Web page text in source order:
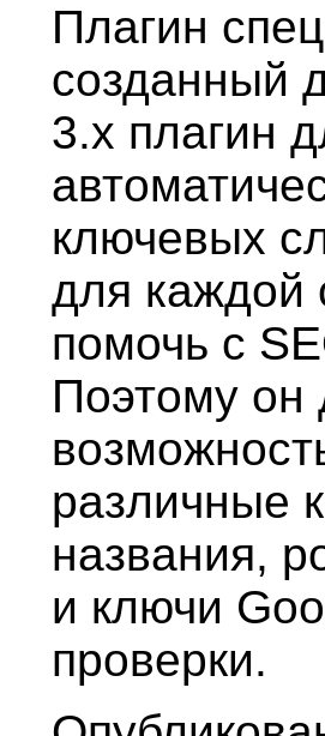
Плагин
созданный
3.x плагин
ключевых
для каждой
помочь с
Поэтому он
различные
названия,
и ключи
проверки.